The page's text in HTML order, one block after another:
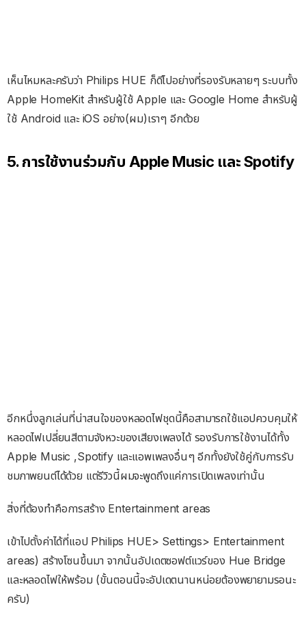
เห็นไหมหละครับว่า Philips HUE ก็ดีไปอย่างที่รองรับหลายๆ ระบบทั้ง
Apple HomeKit สำหรับผู้ใช้ Apple และ Google Home สำหรับผู้
ใช้ Android และ iOS อย่าง(ผม)เราๆ อีกด้วย
5. การใช้งานร่วมกับ Apple Music และ Spotify
อีกหนึ่งลูกเล่นที่น่าสนใจของหลอดไฟชุดนี้คือสามารถใช้แอปควบคุมให้
หลอดไฟเปลี่ยนสีตามจังหวะของเสียงเพลงได้ รองรับการใช้งานได้ทั้ง
Apple Music ,Spotify และแอพเพลงอื่นๆ อีกทั้งยังใช้คู่กับการรับ
ชมภาพยนต์ได้ด้วย แต่รีวิวนี้ผมจะพูดถึงแค่การเปิดเพลงเท่านั้น
สิ่งที่ต้องทำคือการสร้าง Entertainment areas
เข้าไปตั้งค่าได้ที่แอป Philips HUE> Settings> Entertainment
areas) สร้างโซนขึ้นมา จากนั้นอัปเดตซอฟต์แวร์ของ Hue Bridge
และหลอดไฟให้พร้อม (ขั้นตอนนี้จะอัปเดตนานหน่อยต้องพยายามรอนะ
ครับ)